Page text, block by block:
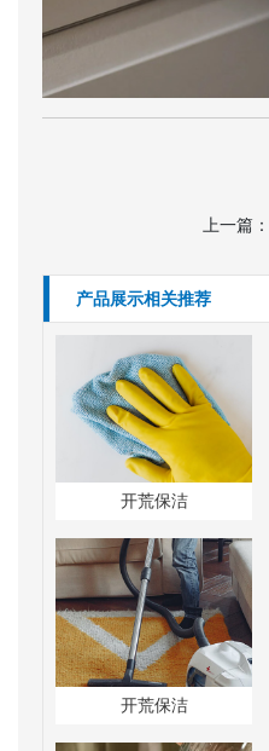
上一篇：
产品展示相关推荐
开荒保洁
开荒保洁